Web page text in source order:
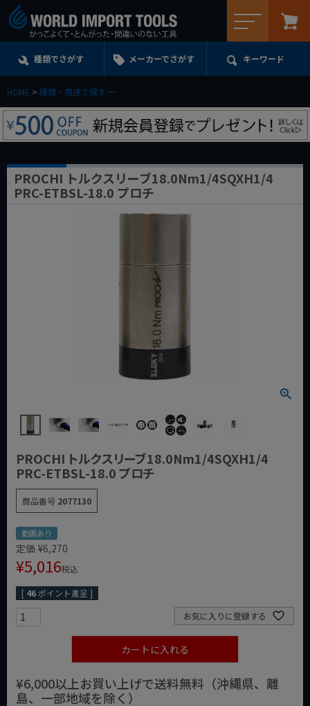
種類でさがす メーカーでさがす キーワード
HOME 種類・用途で探す
PROCHI トルクスリーブ18.0Nm1/4SQXH1/4
PRC-ETBSL-18.0 プロチ
PROCHI トルクスリーブ18.0Nm1/4SQXH1/4
PRC-ETBSL-18.0 プロチ
商品番号 2077130
動画あり
定価 ¥6,270
¥5,016税込
[ 46ポイント進呈 ]
お気に入りに登録する
カートに入れる
¥6,000以上お買い上げで送料無料（沖縄県、離
島、一部地域を除く）